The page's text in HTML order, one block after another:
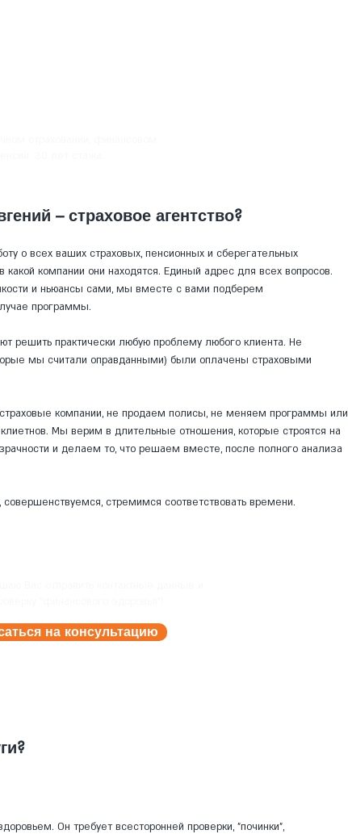
– страховое агентство?
о всех ваших страховых, пенсионных и сберегательных
какой компании они находятся. Единый адрес для всех вопросов.
и ньюансы сами, мы вместе с вами подберем
программы.
решить практически любую проблему любого клиента. Не
мы считали оправданными) были оплачены страховыми
компании, не продаем полисы, не меняем программы или
Мы верим в длительные отношения, которые строятся на
и делаем то, что решаем вместе, после полного анализа
стремимся соответствовать времени.
Он требует всесторонней проверки, "починки",
на консультацию